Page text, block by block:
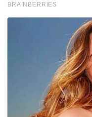
BRAINBERRIES